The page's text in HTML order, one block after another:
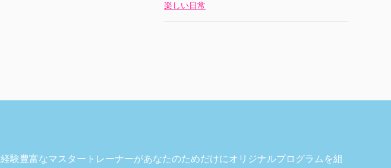
楽しい日常
経験豊富なマスタートレーナーがあなたのためだけにオリジナルプログラムを組